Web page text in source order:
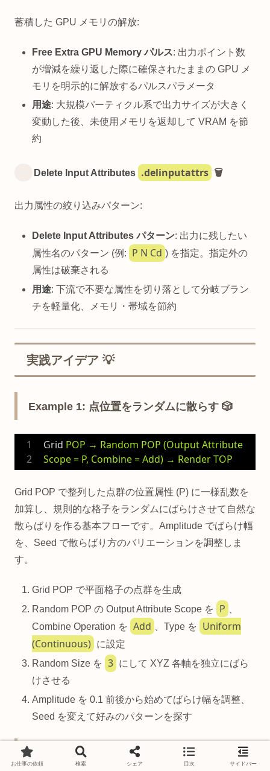
蓄積した GPU メモリの解放:
Free Extra GPU Memory パルス: 出力ポイント数
が増減を繰り返した際に確保されたままの GPU メ
モリを明示的に解放するパルスパラメータ
用途: 大規模パーティクル系で出力サイズが大きく
変動した後、未使用メモリを返却して VRAM を節
約
Delete Input Attributes .delinputattrs 🗑️
出力属性の絞り込みパターン:
Delete Input Attributes パターン: 出力に残したい
属性名のパターン (例:
P N Cd ) を指定。指定外の
属性は破棄される
用途: 下流で不要な属性を切り落として分岐ブラン
チを軽量化、メモリ・帯域を節約
実践アイデア 💡
Example 1: 点位置をランダムに散らす 🎲
Grid POP → Random POP (Output Attribute
Scope = P, Combine = Add) → Render TOP
Grid POP で整列した点群の位置属性 (P) に一様乱数を
加算し、規則的な格子をランダムにばらけさせて自然な
散らばりを作る基本フローです。Amplitude でばらけ幅
を、Seed で散らばり方のバリエーションを調整しま
す。
Grid POP で平面格子の点群を生成
Random POP の Output Attribute Scope を
P
Combine Operation を Add 、Type を
Uniform
(Continuous)
に設定
Random Size を 3 にして XYZ 各軸を独立にばら
けさせる
Amplitude を 0.1 前後から始めてばらけ幅を調整、
Seed を変えて好みのパターンを探す
Example 2: コーン方向に放射する速度 🚀
お仕事の依頼 検索 シェア 目次 サイドバー